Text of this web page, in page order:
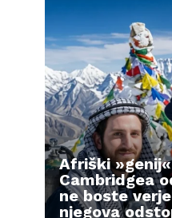
Afriški
Cambridgea
ne boste
njegova